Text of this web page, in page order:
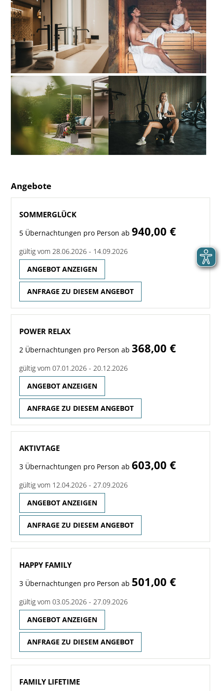
Angebote
SOMMERGLÜCK
5 Übernachtungen pro Person ab 940,00 €
gültig vom 28.06.2026 - 14.09.2026
ANGEBOT ANZEIGEN
ANFRAGE ZU DIESEM ANGEBOT
POWER RELAX
2 Übernachtungen pro Person ab 368,00 €
gültig vom 07.01.2026 - 20.12.2026
ANGEBOT ANZEIGEN
ANFRAGE ZU DIESEM ANGEBOT
AKTIVTAGE
3 Übernachtungen pro Person ab 603,00 €
gültig vom 12.04.2026 - 27.09.2026
ANGEBOT ANZEIGEN
ANFRAGE ZU DIESEM ANGEBOT
HAPPY FAMILY
3 Übernachtungen pro Person ab 501,00 €
gültig vom 03.05.2026 - 27.09.2026
ANGEBOT ANZEIGEN
ANFRAGE ZU DIESEM ANGEBOT
FAMILY LIFETIME